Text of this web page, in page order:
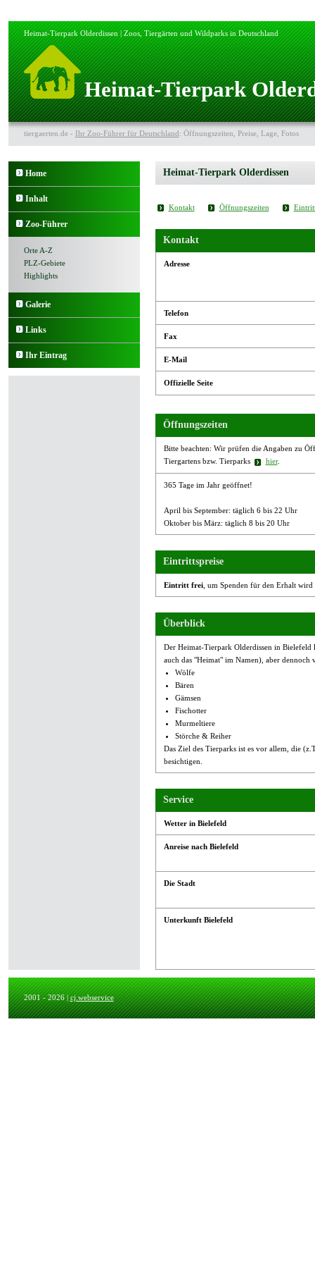
Heimat-Tierpark Olderdissen | Zoos, Tiergärten und Wildparks in Deutschland
Heimat-Tierpark
tiergaerten.de - Ihr Zoo-Führer für Deutschland: Öffnungszeiten, Preise, Lage, Fotos
Home
Inhalt
Zoo-Führer
Orte A-Z
PLZ-Gebiete
Highlights
Galerie
Links
Ihr Eintrag
Heimat-Tierpark Olderdissen
Kontakt Öffnungszeiten
Kontakt
Adresse
Telefon
Fax
E-Mail
Offizielle Seite
Öffnungszeiten
Bitte beachten: Wir prüfen die Angaben zu
Tiergartens bzw. Tierparks
hier.
365 Tage im Jahr geöffnet!
April bis September: täglich 6 bis 22 Uhr
Oktober bis März: täglich 8 bis 20 Uhr
Eintrittspreise
Eintritt frei, um Spenden für den Erhalt wird
Überblick
Der Heimat-Tierpark Olderdissen in Bielefeld
auch das "Heimat" im Namen), aber dennoch
Wölfe
Bären
Gämsen
Fischotter
Murmeltiere
Störche & Reiher
Das Ziel des Tierparks ist es vor allem, die
besichtigen.
Service
Wetter in Bielefeld
Anreise nach Bielefeld
Die Stadt
Unterkunft Bielefeld
2001 - 2026 |cj.webservice